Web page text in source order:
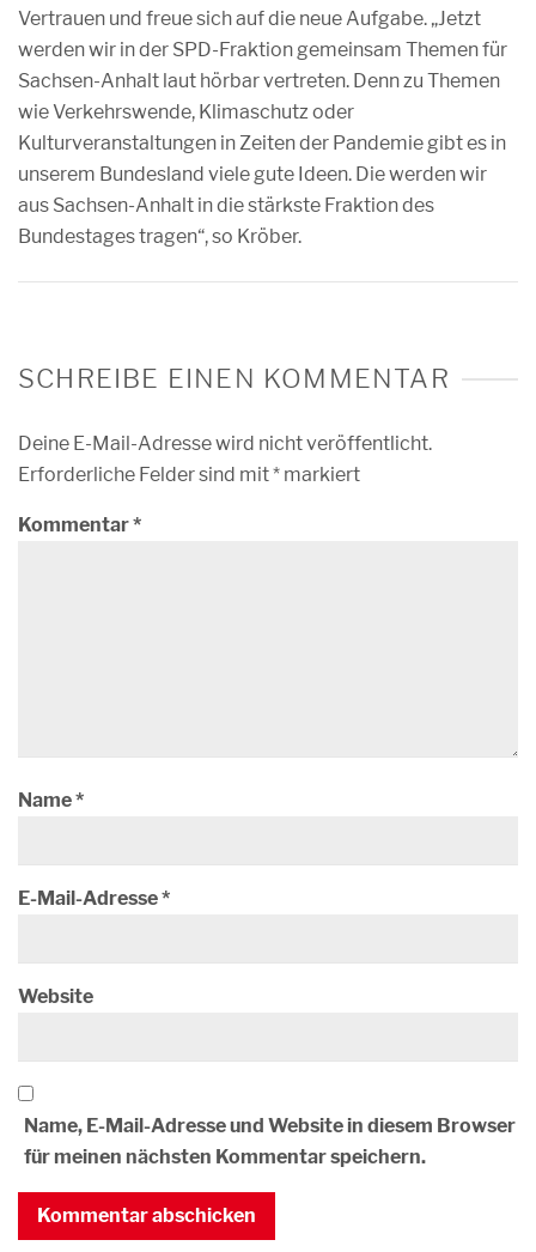
Vertrauen und freue sich auf die neue Aufgabe. „Jetzt
werden wir in der SPD-Fraktion gemeinsam Themen für
Sachsen-Anhalt laut hörbar vertreten. Denn zu Themen
wie Verkehrswende, Klimaschutz oder
Kulturveranstaltungen in Zeiten der Pandemie gibt es in
unserem Bundesland viele gute Ideen. Die werden wir
aus Sachsen-Anhalt in die stärkste Fraktion des
Bundestages tragen“, so Kröber.
SCHREIBE EINEN KOMMENTAR
Deine E-Mail-Adresse wird nicht veröffentlicht.
Erforderliche Felder sind mit* markiert
Kommentar*
Name*
E-Mail-Adresse*
Website
Name, E-Mail-Adresse und Website in diesem Browser
für meinen nächsten Kommentar speichern.